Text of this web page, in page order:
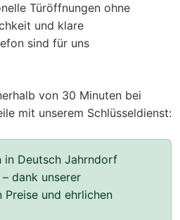
Türöffnungen ohne
und klare
sind für uns
von 30 Minuten bei
mit unserem Schlüsseldienst:
in Deutsch Jahrndorf
dank unserer
und ehrlichen